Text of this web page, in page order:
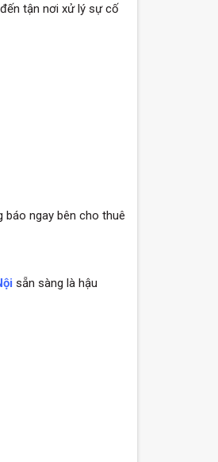
tận nơi xử lý sự cố
báo ngay bên cho thuê
sẵn sàng là hậu